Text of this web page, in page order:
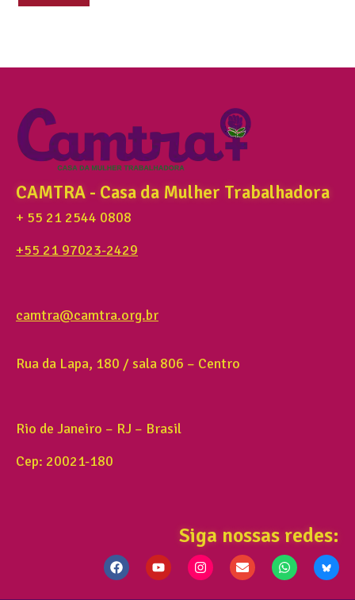
CAMTRA - Casa da Mulher Trabalhadora
+ 55 21 2544 0808
+55 21 97023-2429
camtra@camtra.org.br
Rua da Lapa, 180 / sala 806 – Centro
Rio de Janeiro – RJ – Brasil
Cep: 20021-180
Siga nossas redes: